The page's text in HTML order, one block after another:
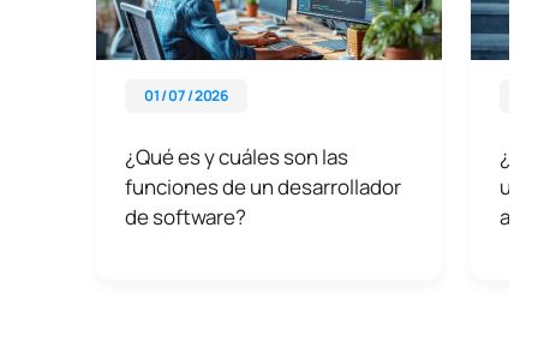
01 / 07 / 2026
¿Qué es y cuáles son las
funciones de un desarrollador
de software?